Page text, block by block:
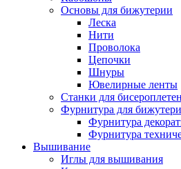
Основы для бижутерии
Леска
Нити
Проволока
Цепочки
Шнуры
Ювелирные ленты
Станки для
Фурнитура для
Фурнитура
Фурнитура
Вышивание
Иглы для вышивания